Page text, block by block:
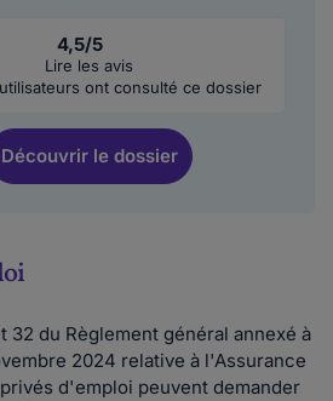
4,5/5
Lire les avis
utilisateurs ont consulté ce dossier
Découvrirle dossier
32 du Règlement général annexé à
2024 relative à l'Assurance
d'emploi peuvent demander